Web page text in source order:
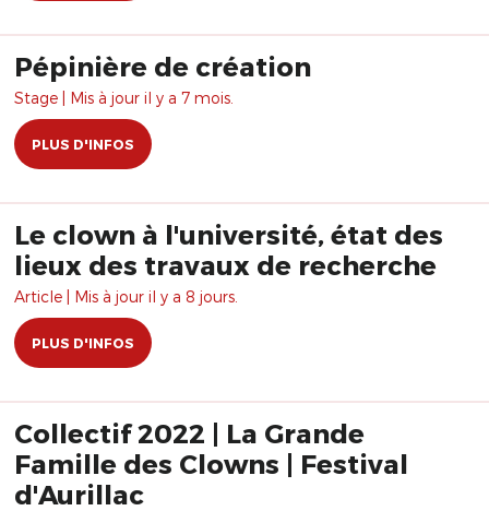
Pépinière de création
Stage | Mis à jour il y a 7 mois.
PLUS D'INFOS
Le clown à l'université, état des
lieux des travaux de recherche
Article | Mis à jour il y a 8 jours.
PLUS D'INFOS
Collectif 2022 | La Grande
Famille des Clowns | Festival
d'Aurillac